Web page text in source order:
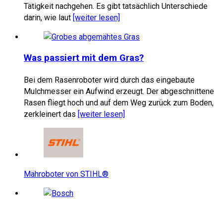
Tätigkeit nachgehen. Es gibt tatsächlich Unterschiede
darin, wie laut [weiter lesen]
Was passiert mit dem Gras?
Bei dem Rasenroboter wird durch das eingebaute
Mulchmesser ein Aufwind erzeugt. Der abgeschnittene
Rasen fliegt hoch und auf dem Weg zurück zum Boden,
zerkleinert das [weiter lesen]
Mähroboter von STIHL®